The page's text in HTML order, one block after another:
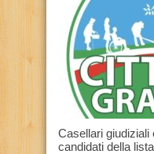
Casellari giudiziali
candidati della